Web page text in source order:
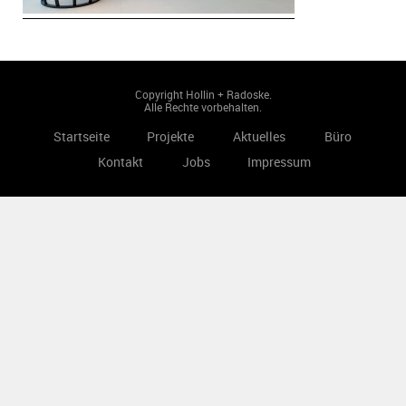
Copyright Hollin + Radoske.
Alle Rechte vorbehalten.
Startseite Projekte Aktuelles
Büro
Kontakt
Jobs Impressum